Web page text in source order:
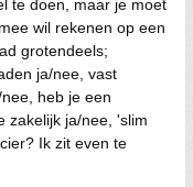
te doen, maar je moet
wil rekenen op een
grotendeels;
ja/nee, vast
heb je een
zakelijk ja/nee, 'slim
Ik zit even te